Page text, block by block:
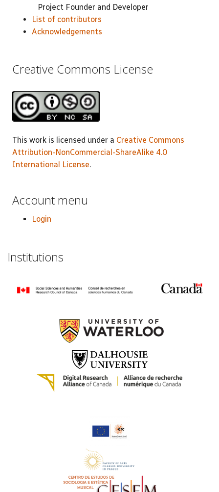
Project Founder and Developer
List of contributors
Acknowledgements
Creative Commons License
This work is licensed under a Creative Commons
Attribution-NonCommercial-ShareAlike 4.0
International License.
Account menu
Login
Institutions